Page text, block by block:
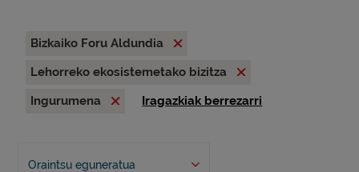
Bizkaiko Foru Aldundia
Lehorreko ekosistemetako bizitza
Ingurumena
Iragazkiak berrezarri
Oraintsu eguneratua